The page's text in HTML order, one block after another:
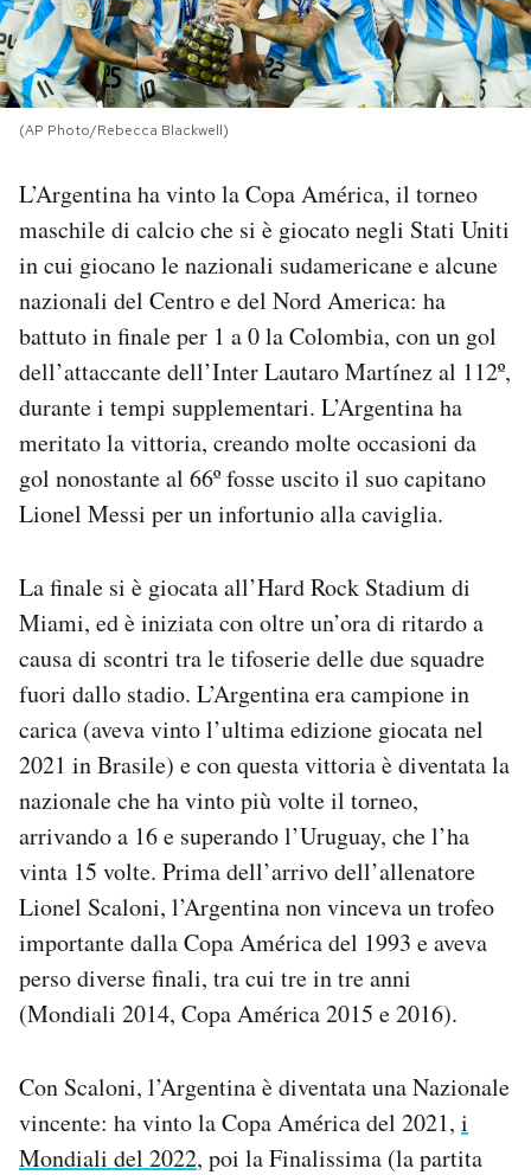
PODCAST
NEWSLETTER
I MIEI PREFERITI
SHOP
CALENDARIO
AREA PERSONALE
Area Personale
Newsletter
Regala il Post
Hai bisogno di aiuto?
Esci
(AP Photo/Rebecca Blackwell)
L’Argentina ha vinto la Copa América, il torneo
maschile di calcio che si è giocato negli Stati Uniti
in cui giocano le nazionali sudamericane e alcune
nazionali del Centro e del Nord America: ha
battuto in finale per 1 a 0 la Colombia, con un gol
dell’attaccante dell’InterLautaro Martínez al 112º,
durante i tempi supplementari. L’Argentina ha
meritato la vittoria, creando molte occasioni da
gol nonostante al 66º fosse uscito il suo capitano
Lionel Messi per un infortunio alla caviglia.
La finale si è giocata all’Hard Rock Stadium di
Miami, ed è iniziata con oltre un’ora di ritardo a
causa di scontri tra le tifoserie delle due squadre
fuori dallo stadio. L’Argentina era campione in
carica (aveva vinto l’ultima edizione giocata nel
2021 in Brasile) e con questa vittoria è diventata la
nazionale che ha vinto più volte il torneo,
arrivando a 16 e superando l’Uruguay, che l’ha
vinta 15 volte. Prima dell’arrivo dell’allenatore
Lionel Scaloni, l’Argentina non vinceva un trofeo
importante dalla Copa América del 1993 e aveva
perso diverse finali, tra cui tre in tre anni
(Mondiali 2014, Copa América 2015 e 2016).
Con Scaloni, l’Argentina è diventata una Nazionale
vincente: ha vinto la Copa América del 2021, i
Mondiali del 2022, poi la Finalissima (la partita